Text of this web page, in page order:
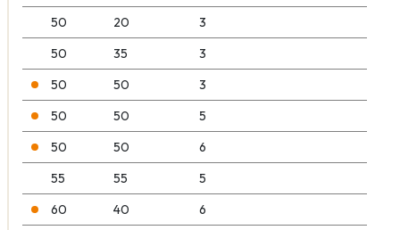
50
20
3
50
35
3
50
50
3
50
50
5
50
50
6
55
55
5
60
40
6